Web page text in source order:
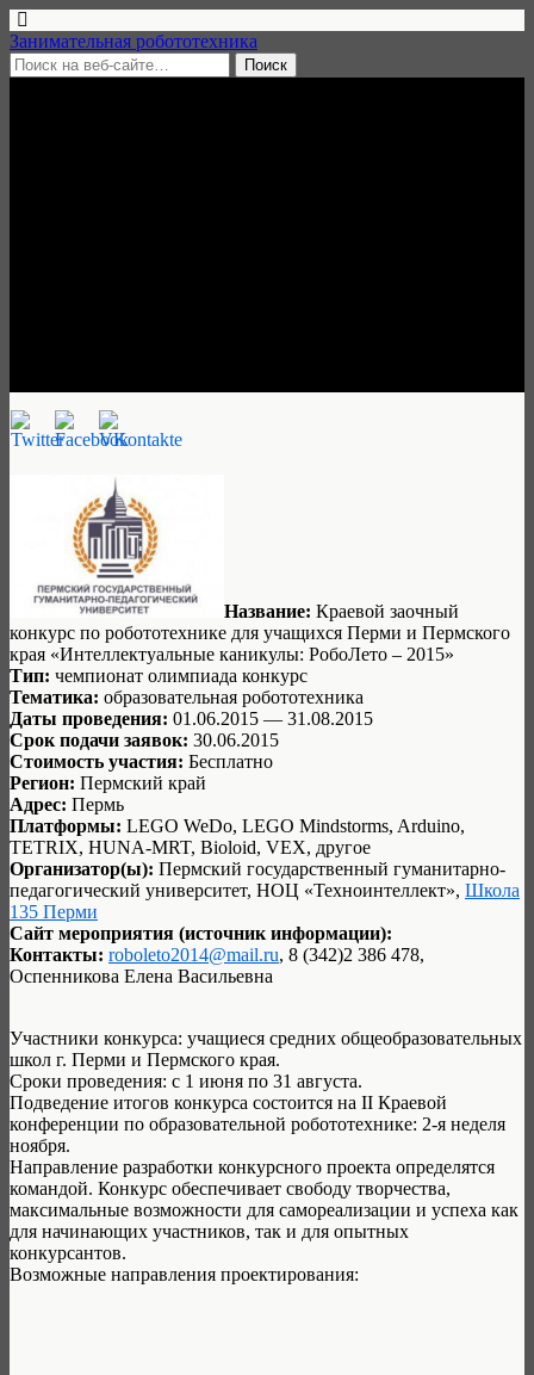
Занимательная робототехника
Название: Краевой заочный
конкурс по робототехнике для учащихся Перми и Пермского
края «Интеллектуальные каникулы: РобоЛето – 2015»
Тип: чемпионат олимпиада конкурс
Тематика: образовательная робототехника
Даты проведения: 01.06.2015 — 31.08.2015
Срок подачи заявок: 30.06.2015
Стоимость участия: Бесплатно
Регион: Пермский край
Адрес: Пермь
Платформы: LEGO WeDo, LEGO Mindstorms, Arduino,
TETRIX, HUNA-MRT, Bioloid, VEX, другое
Организатор(ы): Пермский государственный гуманитарно-
педагогический университет, НОЦ «Техноинтеллект», Школа
135 Перми
Сайт мероприятия (источник информации):
Контакты: roboleto2014@mail.ru, 8 (342)2 386 478,
Оспенникова Елена Васильевна
Участники конкурса: учащиеся средних общеобразовательных
школ г. Перми и Пермского края.
Сроки проведения: с 1 июня по 31 августа.
Подведение итогов конкурса состоится на II Краевой
конференции по образовательной робототехнике: 2-я неделя
ноября.
Направление разработки конкурсного проекта определятся
командой. Конкурс обеспечивает свободу творчества,
максимальные возможности для самореализации и успеха как
для начинающих участников, так и для опытных
конкурсантов.
Возможные направления проектирования: